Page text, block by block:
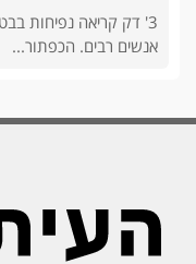
3' דק קריאה נפיחות
אנשים רבים. הכפתור...